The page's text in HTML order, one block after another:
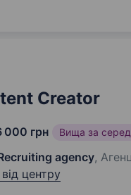
Creator
000 грн Вища за
agency,
центру